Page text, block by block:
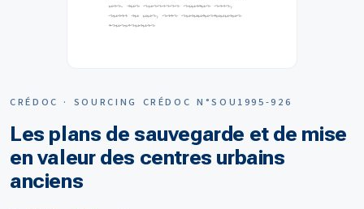
CRÉDOC · SOURCING CRÉDOC N°SOU1995-926
Les plans de sauvegarde et de mise
en valeur des centres urbains
anciens